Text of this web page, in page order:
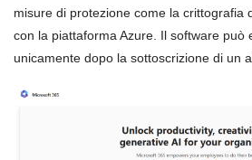
misure di protezione come la crittografia
con la piattaforma Azure. Il software può
unicamente dopo la sottoscrizione di un